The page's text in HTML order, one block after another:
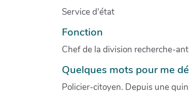
Service d'état
Fonction
Chef de la division recherche-
Quelques mots pour me
Policier-citoyen. Depuis une